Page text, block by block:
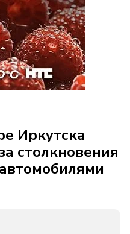
Иркутска
столкновения